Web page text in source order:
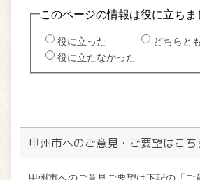
甲州市へのご意見・ご要望はこち
甲州市へのご意見ご要望は下記の「ご